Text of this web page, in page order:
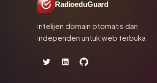
RadioeduGuard
Intelijen domain otomatis dan
independen untuk web terbuka.